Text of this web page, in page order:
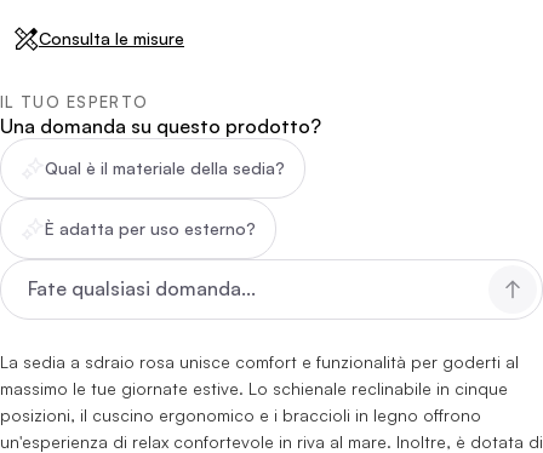
Consulta le misure
IL TUO ESPERTO
Una domanda su questo prodotto?
Qual è il materiale della sedia?
È adatta per uso esterno?
La sedia a sdraio rosa unisce comfort e funzionalità per goderti al
massimo le tue giornate estive. Lo schienale reclinabile in cinque
posizioni, il cuscino ergonomico e i braccioli in legno offrono
un'esperienza di relax confortevole in riva al mare. Inoltre, è dotata di